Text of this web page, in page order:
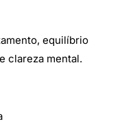
equilíbrio
clareza mental.